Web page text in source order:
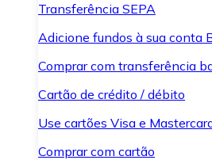
Transferência SEPA
Adicione fundos à sua conta
Comprar com transferência
Cartão de crédito / débito
Use cartões Visa e
Comprar com cartão